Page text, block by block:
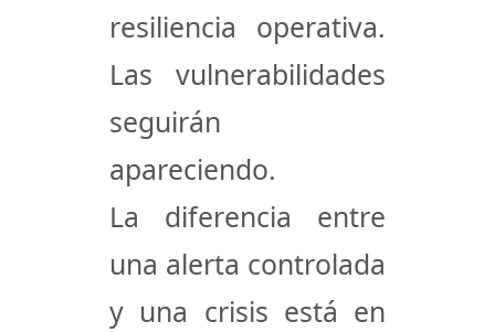
resiliencia operativa.
Las vulnerabilidades
seguirán
apareciendo.
La diferencia entre
una alerta controlada
y una crisis está en